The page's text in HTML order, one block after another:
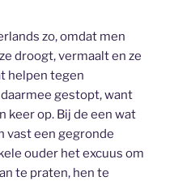
zo, omdat men
droogt, vermaalt en ze
helpen tegen
gestopt, want
keer op. Bij de een wat
vast een gegronde
ouder het excuus om
te praten, hen te